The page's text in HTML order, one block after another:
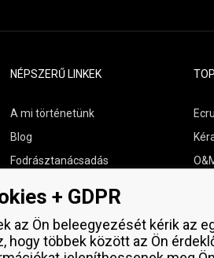
NÉPSZERŰ LINKEK
A mi történetünk
Blog
Fodrásztanácsadás
Ingyenes minták
+ GDPR
az Ön beleegyezését kérik az
hogy többek között az Ön